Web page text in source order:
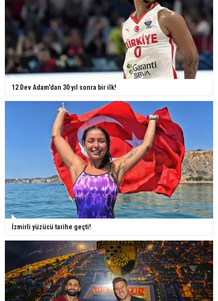
12 Dev Adam'dan 30 yıl sonra bir ilk!
İzmirli yüzücü tarihe geçti!